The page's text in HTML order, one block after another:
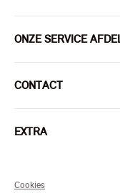
ONZE SERVICE
CONTACT
EXTRA
Cookies